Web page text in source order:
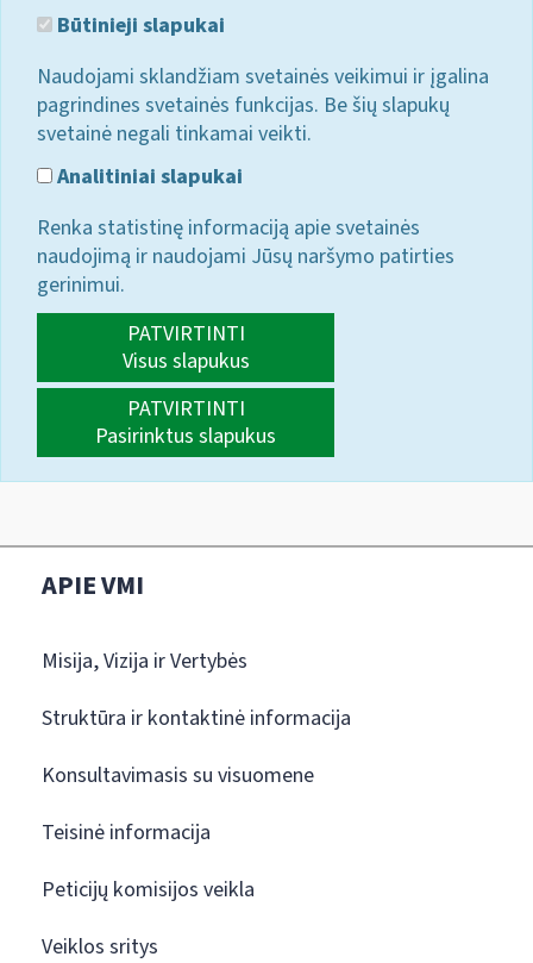
Būtinieji slapukai
Naudojami sklandžiam svetainės veikimui ir įgalina
pagrindines svetainės funkcijas. Be šių slapukų
svetainė negali tinkamai veikti.
Analitiniai slapukai
Renka statistinę informaciją apie svetainės
naudojimą ir naudojami Jūsų naršymo patirties
gerinimui.
PATVIRTINTI
Visus slapukus
PATVIRTINTI
Pasirinktus slapukus
APIE VMI
Misija, Vizija ir Vertybės
Struktūra ir kontaktinė informacija
Konsultavimasis su visuomene
Teisinė informacija
Peticijų komisijos veikla
Veiklos sritys